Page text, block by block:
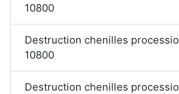
10800
Destruction chenilles
10800
Destruction chenilles